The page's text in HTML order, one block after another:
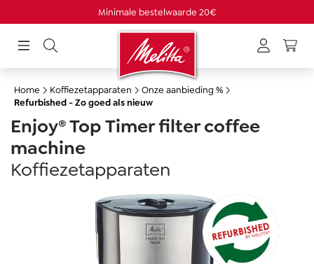
Minimale bestelwaarde 20€
Home Koffiezetapparaten
Onze aanbieding %
Refurbished - Zo goed als nieuw
Enjoy® Top Timer filter coffee
machine
Koffiezetapparaten
Afbeeldingengalerij overslaan